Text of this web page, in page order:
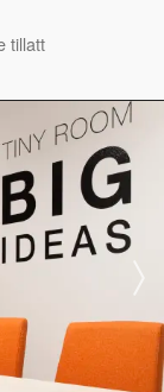
tillatt